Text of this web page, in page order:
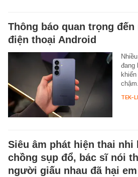
Thông báo quan trọng
điện thoại Android
đang
chậm.
TEK-
Siêu âm phát hiện thai
chồng sụp đổ, bác sĩ nói
người giấu nhau đã hại